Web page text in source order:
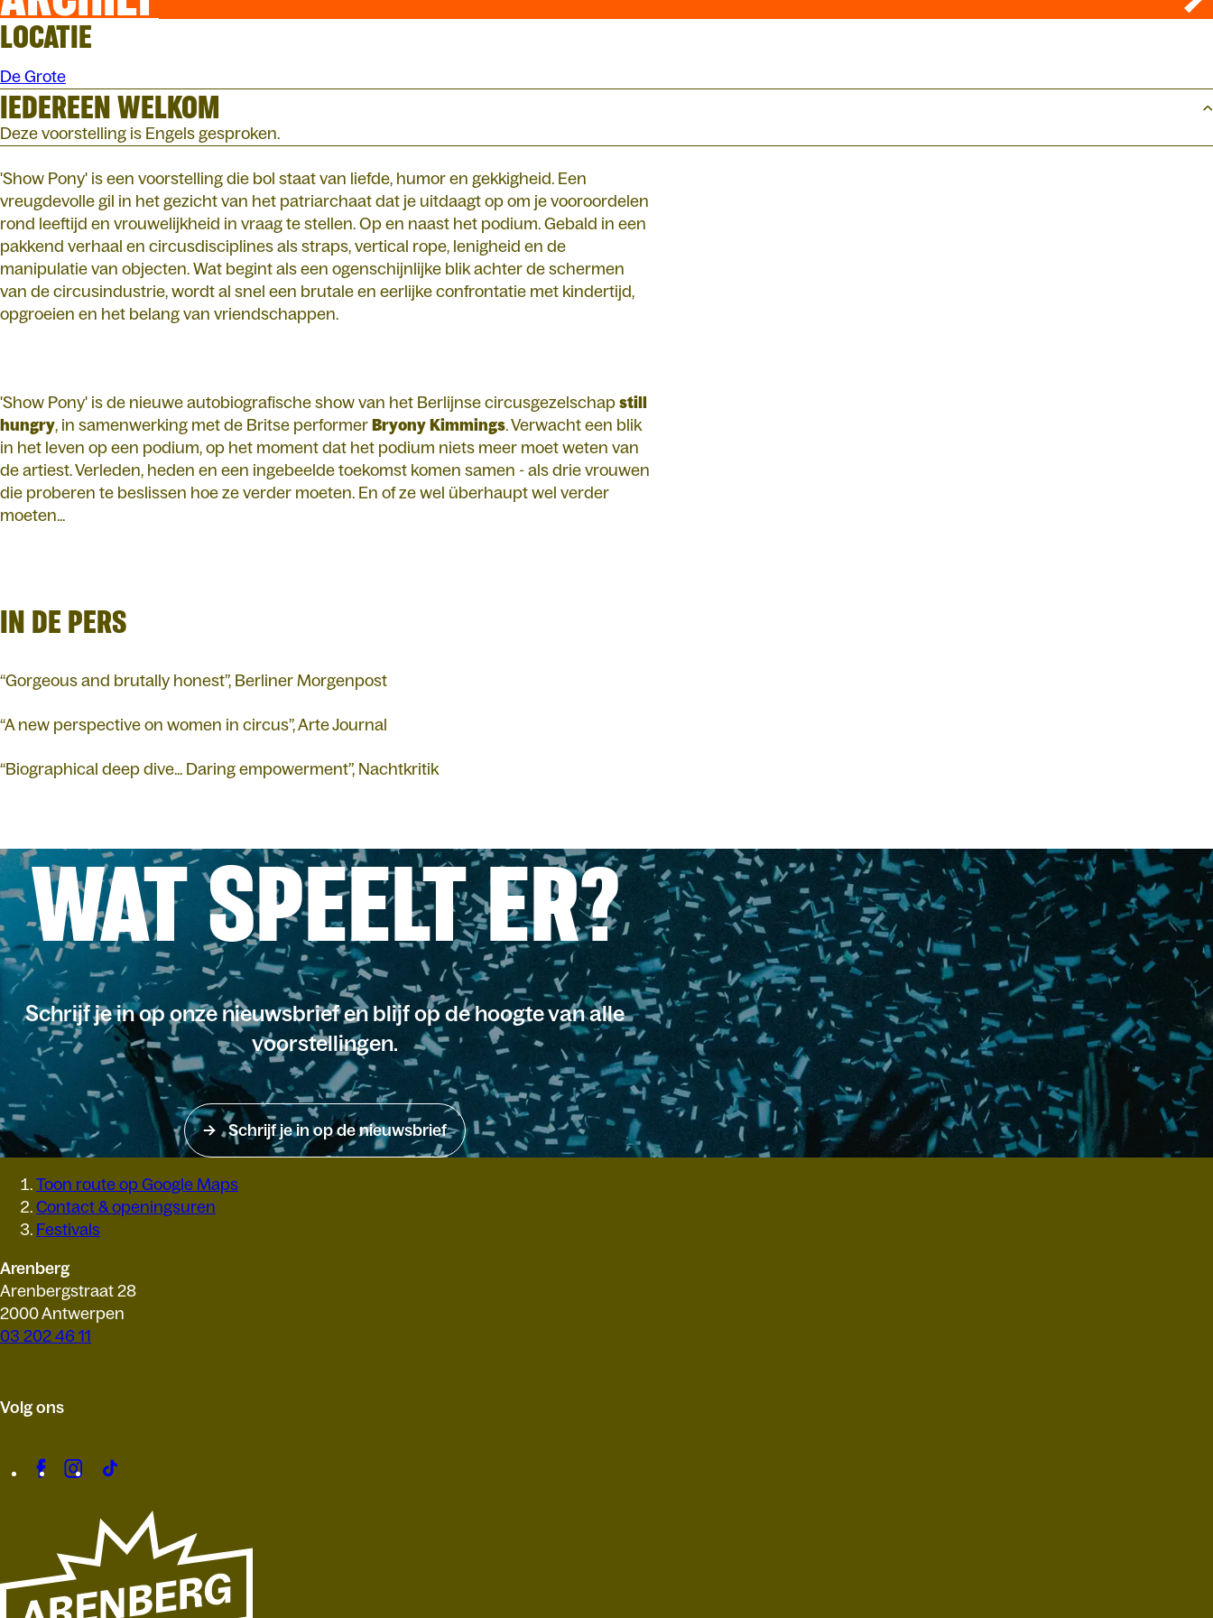
LOCATIE
De Grote
IEDEREEN WELKOM
Deze voorstelling is Engels gesproken.
'Show Pony' is een voorstelling die bol staat van liefde, humor en gekkigheid. Een
vreugdevolle gil in het gezicht van het patriarchaat dat je uitdaagt op om je vooroordelen
rond leeftijd en vrouwelijkheid in vraag te stellen. Op en naast het podium. Gebald in een
pakkend verhaal en circusdisciplines als straps, vertical rope, lenigheid en de
manipulatie van objecten. Wat begint als een ogenschijnlijke blik achter de schermen
van de circusindustrie, wordt al snel een brutale en eerlijke confrontatie met kindertijd,
opgroeien en het belang van vriendschappen.
'Show Pony' is de nieuwe autobiografische show van het Berlijnse circusgezelschap still
hungry, in samenwerking met de Britse performer Bryony Kimmings. Verwacht een blik
in het leven op een podium, op het moment dat het podium niets meer moet weten van
de artiest. Verleden, heden en een ingebeelde toekomst komen samen - als drie vrouwen
die proberen te beslissen hoe ze verder moeten. En of ze wel überhaupt wel verder
moeten...
IN DE PERS
“Gorgeous and brutally honest”, Berliner Morgenpost
“A new perspective on women in circus”, Arte Journal
“Biographical deep dive... Daring empowerment”, Nachtkritik
WAT SPEELT ER?
Schrijf je in op onze nieuwsbrief en blijf op de hoogte van alle
voorstellingen.
Schrijf je in op de nieuwsbrief
Toon route op Google Maps
Contact & openingsuren
Festivals
Arenberg
Arenbergstraat 28
2000 Antwerpen
03 202 46 11
Volg ons